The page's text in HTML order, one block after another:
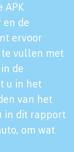
APK
de
ervoor
vullen met
de
u in het
van het
in dit rapport
om wat